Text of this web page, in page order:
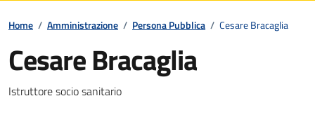
Home / Amministrazione / Persona Pubblica / Cesare Bracaglia
Cesare Bracaglia
Istruttore socio sanitario